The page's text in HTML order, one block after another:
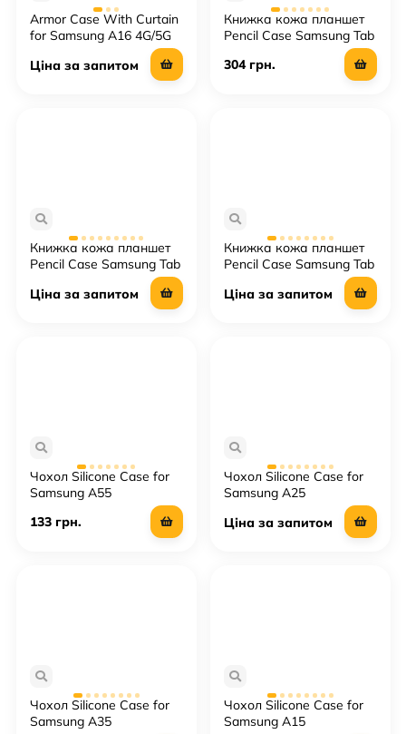
Armor Case With Curtain
for Samsung A16 4G/5G
Ціна за запитом
Книжка кожа планшет
Pencil Case Samsung Tab
304 грн.
Книжка кожа планшет
Pencil Case Samsung Tab
Ціна за запитом
Книжка кожа планшет
Pencil Case Samsung Tab
Ціна за запитом
Чохол Silicone Case for
Samsung A55
133 грн.
Чохол Silicone Case for
Samsung A25
Ціна за запитом
Чохол Silicone Case for
Samsung A35
Чохол Silicone Case for
Samsung A15